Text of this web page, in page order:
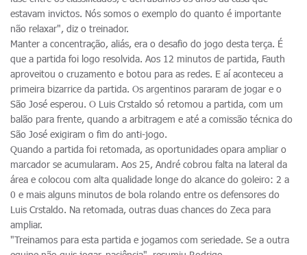
estavam invictos. Nós somos o exemplo do quanto é importante
não relaxar", diz o treinador.
Manter a concentração, aliás, era o desafio do jogo desta terça. É
que a partida foi logo resolvida. Aos 12 minutos de partida, Fauth
aproveitou o cruzamento e botou para as redes. E aí aconteceu a
primeira bizarrice da partida. Os argentinos pararam de jogar e o
São José esperou. O Luis Crstaldo só retomou a partida, com um
balão para frente, quando a arbitragem e até a comissão técnica do
São José exigiram o fim do anti-jogo.
Quando a partida foi retomada, as oportunidades opara ampliar o
marcador se acumularam. Aos 25, André cobrou falta na lateral da
área e colocou com alta qualidade longe do alcance do goleiro: 2 a
0 e mais alguns minutos de bola rolando entre os defensores do
Luis Crstaldo. Na retomada, outras duas chances do Zeca para
ampliar.
"Treinamos para esta partida e jogamos com seriedade. Se a outra